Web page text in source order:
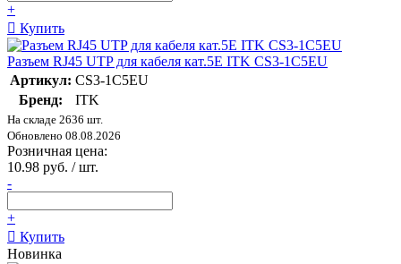
+
Купить
Разъем RJ45 UTP для кабеля кат.5E ITK CS3-1C5EU
Артикул: CS3-1C5EU
Бренд:
ITK
На складе 2636 шт.
Обновлено 08.08.2026
Розничная цена:
10.98 руб. / шт.
-
+
Купить
Новинка